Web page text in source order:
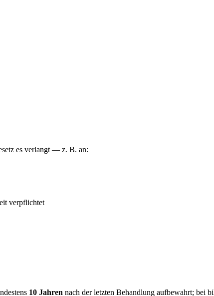
es verlangt — z. B. an:
verpflichtet
10 Jahren nach der letzten Behandlung aufbewahrt; bei